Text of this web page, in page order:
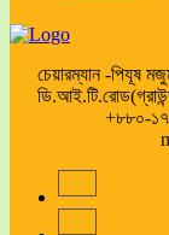
চেয়ারম্যান -পিযূষ
+৮৮০-